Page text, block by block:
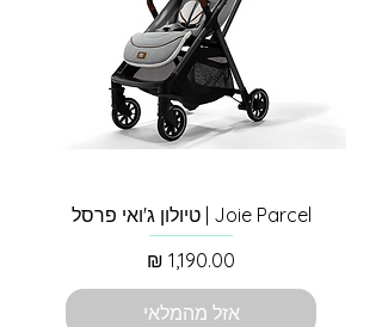
Joie Parcel | טיולון ג'ואי פרסל
מחיר
אזל מהמלאי